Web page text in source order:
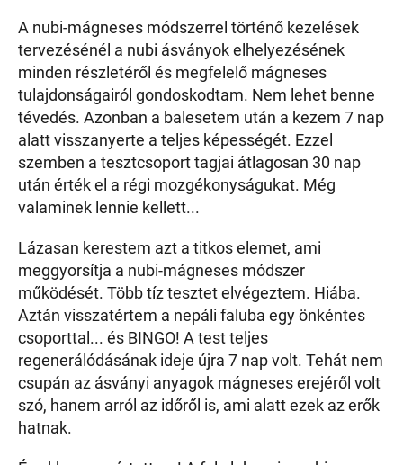
A nubi-mágneses módszerrel történő kezelések
tervezésénél a nubi ásványok elhelyezésének
minden részletéről és megfelelő mágneses
tulajdonságairól gondoskodtam. Nem lehet benne
tévedés. Azonban a balesetem után a kezem 7 nap
alatt visszanyerte a teljes képességét. Ezzel
szemben a tesztcsoport tagjai átlagosan 30 nap
után érték el a régi mozgékonyságukat. Még
valaminek lennie kellett...
Lázasan kerestem azt a titkos elemet, ami
meggyorsítja a nubi-mágneses módszer
működését. Több tíz tesztet elvégeztem. Hiába.
Aztán visszatértem a nepáli faluba egy önkéntes
csoporttal... és BINGO! A test teljes
regenerálódásának ideje újra 7 nap volt. Tehát nem
csupán az ásványi anyagok mágneses erejéről volt
szó, hanem arról az időről is, ami alatt ezek az erők
hatnak.